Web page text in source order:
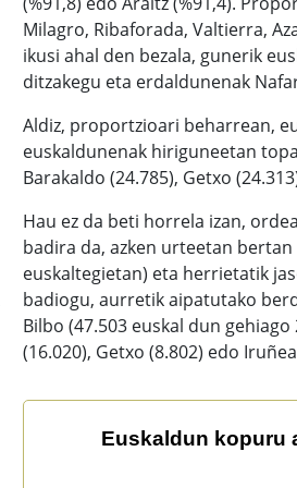
Milagro, Ribaforada, Valtierra,
ikusi ahal den bezala, gunerik
ditzakegu eta erdaldunenak
Aldiz, proportzioari beharrean,
euskaldunenak hiriguneetan
Barakaldo (24.785), Getxo
Hau ez da beti horrela izan,
badira da, azken urteetan
euskaltegietan) eta herrietatik
badiogu, aurretik aipatutako
Bilbo (47.503 euskal dun
(16.020), Getxo (8.802) edo
Euskaldun kopuru altueneko
Euskaldun kopuru